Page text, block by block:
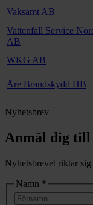
Vaksamt AB
Vattenfall Service
AB
WKG AB
Åre Brandskydd HB
Nyhetsbrev
Anmäl dig till
Nyhetsbrevet riktar
Namn *